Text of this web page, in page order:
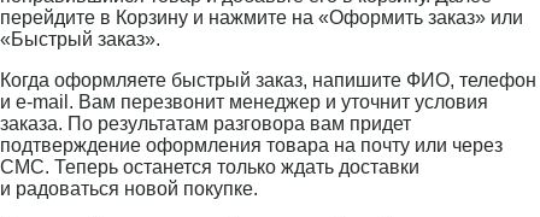
перейдите в Корзину и нажмите на «Оформить заказ» или
«Быстрый заказ».
Когда оформляете быстрый заказ, напишите ФИО, телефон
и e-mail. Вам перезвонит менеджер и уточнит условия
заказа. По результатам разговора вам придет
подтверждение оформления товара на почту или через
СМС. Теперь останется только ждать доставки
и радоваться новой покупке.